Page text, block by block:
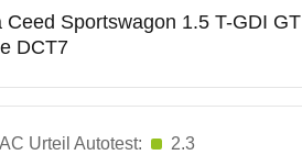
Ceed Sportswagon 1.5 T-GDI GT
DCT7
Urteil Autotest: 2.3